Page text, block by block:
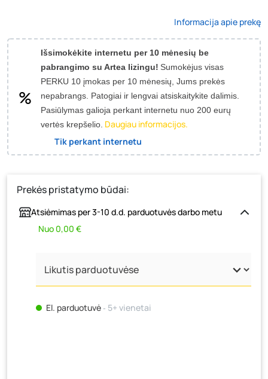
Informacija apie prekę
Išsimokėkite internetu per 10 mėnesių be
pabrangimo su Artea lizingu! Sumokėjus visas
PERKU 10 įmokas per 10 mėnesių, Jums prekės
nepabrangs. Patogiai ir lengvai atsiskaitykite dalimis.
Pasiūlymas galioja perkant internetu nuo 200 eurų
vertės krepšelio. Daugiau informacijos.
Tik perkant internetu
Prekės pristatymo būdai:
Atsiėmimas per 3-10 d.d. parduotuvės darbo metu
Nuo 0,00 €
El. parduotuvė‐ 5+ vienetai